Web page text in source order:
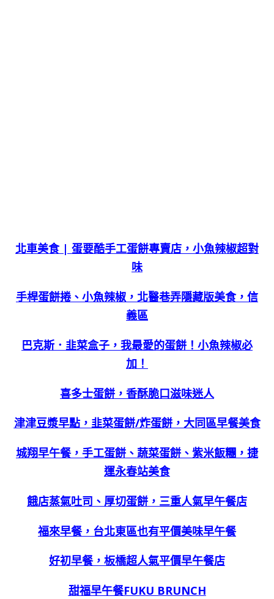
北車美食 | 蛋要酷手工蛋餅專賣店，小魚辣椒超對
味
手桿蛋餅捲、小魚辣椒，北醫巷弄隱藏版美食，信
義區
巴克斯．韭菜盒子，我最愛的蛋餅！小魚辣椒必
加！
喜多士蛋餅，香酥脆口滋味迷人
津津豆漿早點，韭菜蛋餅/炸蛋餅，大同區早餐美食
城翔早午餐，手工蛋餅、蔬菜蛋餅、紫米飯糰，捷
運永春站美食
餓店蒸氣吐司、厚切蛋餅，三重人氣早午餐店
福來早餐，台北東區也有平價美味早午餐
好初早餐，板橋超人氣平價早午餐店
甜福早午餐FUKU BRUNCH